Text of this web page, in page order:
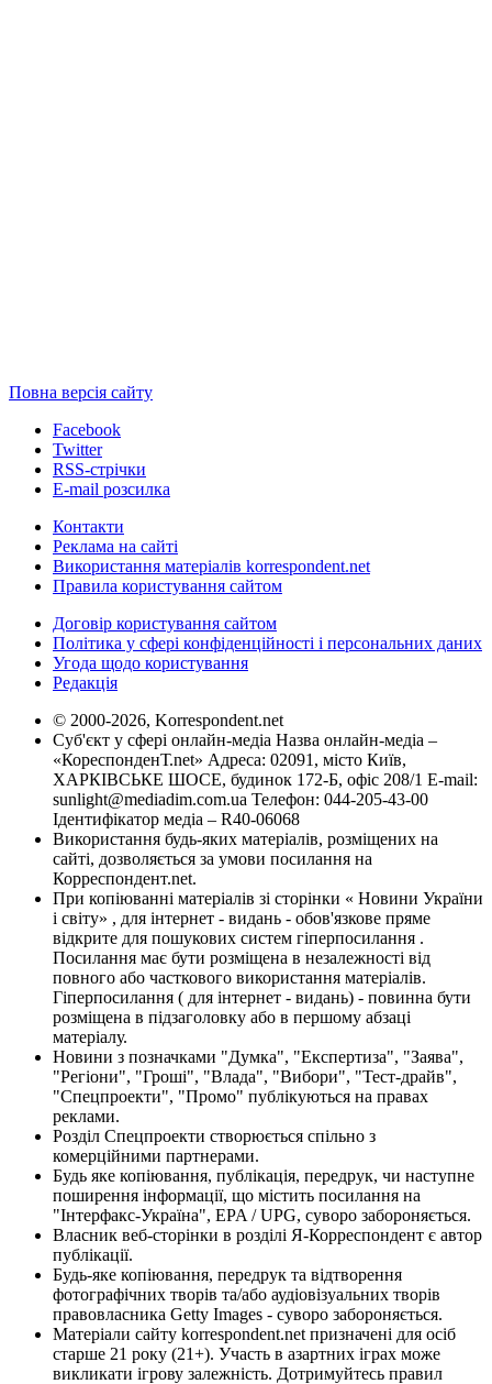
Повна версія сайту
Facebook
Twitter
RSS-стрічки
E-mail розсилка
Контакти
Реклама на сайті
Використання матеріалів korrespondent.net
Правила користування сайтом
Договір користування сайтом
Політика у сфері конфіденційності і персональних даних
Угода щодо користування
Редакція
© 2000-2026, Korrespondent.net
Суб'єкт у сфері онлайн-медіа Назва онлайн-медіа –
«КореспонденТ.net» Адреса: 02091, місто Київ,
ХАРКІВСЬКЕ ШОСЕ, будинок 172-Б, офіс 208/1 E-mail:
sunlight@mediadim.com.ua Телефон: 044-205-43-00
Ідентифікатор медіа – R40-06068
Використання будь-яких матеріалів, розміщених на
сайті, дозволяється за умови посилання на
Корреспондент.net.
При копіюванні матеріалів зі сторінки « Новини України
і світу» , для інтернет - видань - обов'язкове пряме
відкрите для пошукових систем гіперпосилання .
Посилання має бути розміщена в незалежності від
повного або часткового використання матеріалів.
Гіперпосилання ( для інтернет - видань) - повинна бути
розміщена в підзаголовку або в першому абзаці
матеріалу.
Новини з позначками "Думка", "Експертиза", "Заява",
"Регіони", "Гроші", "Влада", "Вибори", "Тест-драйв",
"Спецпроекти", "Промо" публікуються на правах
реклами.
Розділ Спецпроекти створюється спільно з
комерційними партнерами.
Будь яке копіювання, публікація, передрук, чи наступне
поширення інформації, що містить посилання на
"Інтерфакс-Україна", EPA / UPG, суворо забороняється.
Власник веб-сторінки в розділі Я-Корреспондент є автор
публікації.
Будь-яке копіювання, передрук та відтворення
фотографічних творів та/або аудіовізуальних творів
правовласника Getty Images - суворо забороняється.
Матеріали сайту korrespondent.net призначені для осіб
старше 21 року (21+). Участь в азартних іграх може
викликати ігрову залежність. Дотримуйтесь правил